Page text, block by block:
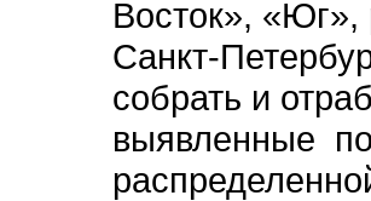
Восток», «Юг»,
Санкт-
собрать и
выявленные